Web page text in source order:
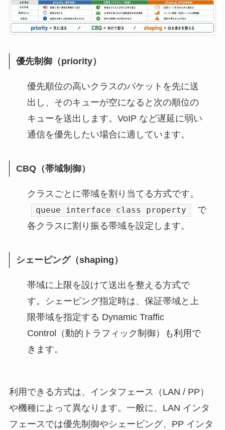
優先制御（priority）
優先順位の高いクラスのパケットを先に送
出し、そのキューが空になると次の順位の
キューを送出します。VoIP など遅延に弱い
通信を優先したい場合に適しています。
CBQ（帯域制御）
クラスごとに帯域を割り当てる方式です。
queue interface class property
で
各クラスに割り振る帯域を設定します。
シェーピング（shaping）
帯域に上限を設けて送出を整える方式で
す。シェーピング指定時は、保証帯域と上
限帯域を指定する Dynamic Traffic
Control（動的トラフィック制御）も利用で
きます。
利用できる方式は、インタフェース（LAN / PP）
や機種によって異なります。一般に、LAN インタ
フェースでは優先制御やシェーピング、PP インタ